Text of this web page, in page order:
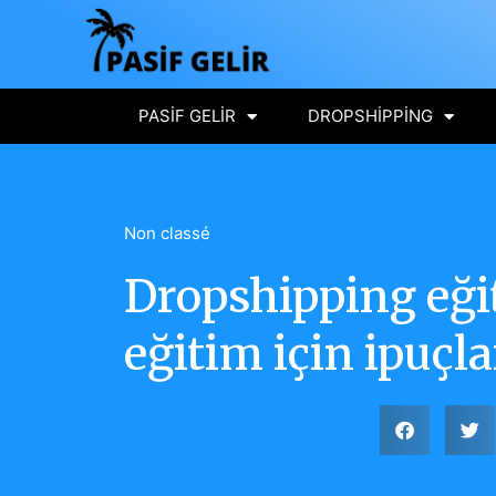
PASIF GELIR DROPSHIPPING
Non classé
Dropshipping
eğitim için